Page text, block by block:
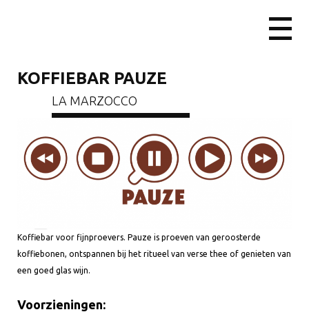
KOFFIEBAR PAUZE
LA MARZOCCO
Koffiebar voor fijnproevers. Pauze is proeven van geroosterde
koffiebonen, ontspannen bij het ritueel van verse thee of genieten van
een goed glas wijn.
Voorzieningen: